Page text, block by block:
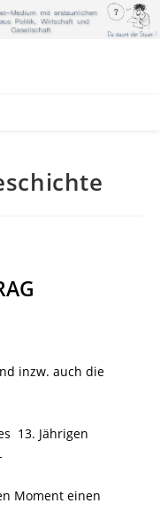
inzw. auch die
13. Jährigen
Moment einen